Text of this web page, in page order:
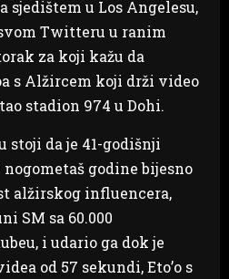
sjedištem u Los Angelesu,
Twitteru u ranim
za koji kažu da
s Alžircem koji drži video
stadion 974 u Dohi.
stoji da je 41-godišnji
godine bijesno
alžirskog influencera,
SM sa 60.000
i udario ga dok je
od 57 sekundi, Eto’o s